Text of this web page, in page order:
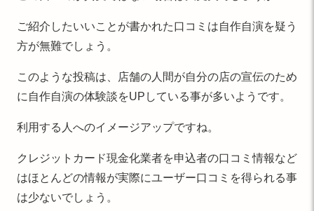
ご紹介したいいことが書かれた口コミは自作自演を疑う
方が無難でしょう。
このような投稿は、店舗の人間が自分の店の宣伝のため
に自作自演の体験談をUPしている事が多いようです。
利用する人へのイメージアップですね。
クレジットカード現金化業者を申込者の口コミ情報など
はほとんどの情報が実際にユーザー口コミを得られる事
は少ないでしょう。